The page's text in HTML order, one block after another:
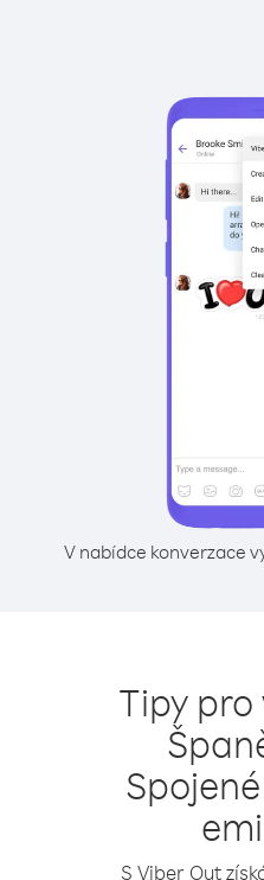
V nabídce konverzace
Tipy
S Viber Out